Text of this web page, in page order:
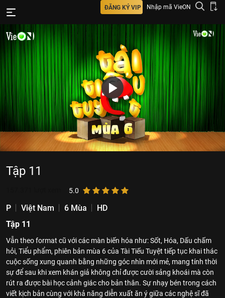
ĐĂNG KÝ VIP Nhập mã VieON
Tập 11
5.0
P Việt Nam 6 Mùa
HD
Tập 11
Vẫn theo format cũ với các màn biến hóa như: Sốt, Hóa, Dấu chấm
hỏi, Tiểu phẩm, phiên bản mùa 6 của Tài Tiếu Tuyệt tiếp tục khai thác
cuộc sống xung quanh bằng những góc nhìn mới mẻ, mang tính thời
sự để sau khi xem khán giả không chỉ được cười sảng khoái mà còn
rút ra được bài học cảnh giác cho bản thân. Sự nhạy bén trong cách
viết kịch bản cùng với khả năng diễn xuất ăn ý giữa các nghệ sĩ đã